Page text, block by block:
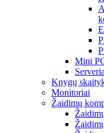
Mini
Knygų
Monitoriai
Žaidimų